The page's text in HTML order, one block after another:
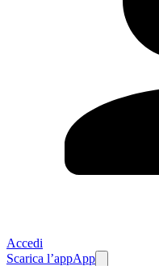
Accedi
Scarica l’appApp